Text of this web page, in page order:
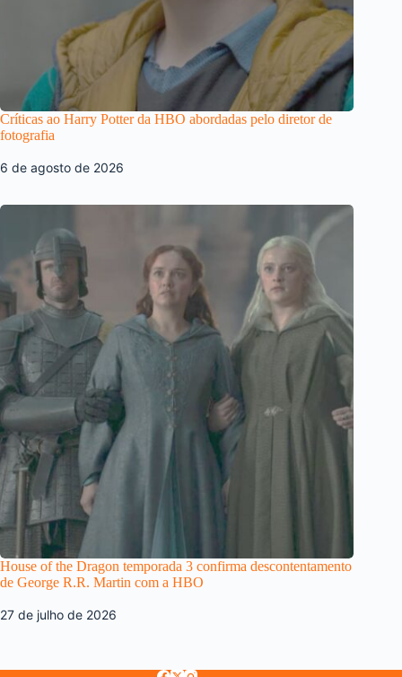
Críticas ao Harry Potter da HBO abordadas pelo diretor de
fotografia
6 de agosto de 2026
House of the Dragon temporada 3 confirma descontentamento
de George R.R. Martin com a HBO
27 de julho de 2026